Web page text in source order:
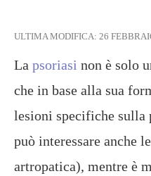
ULTIMA MODIFICA: 26
La psoriasi non è solo
che in base alla sua
lesioni specifiche sulla
può interessare anche
artropatica), mentre è